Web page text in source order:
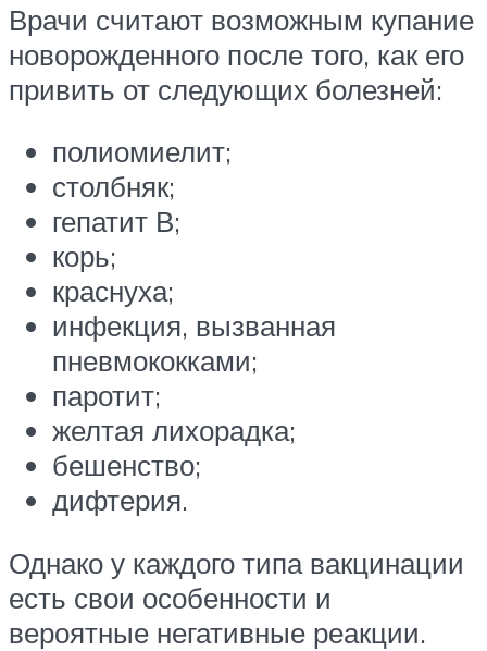
Врачи считают возможным купание
новорожденного после того, как его
привить от следующих болезней:
полиомиелит;
столбняк;
гепатит В;
корь;
краснуха;
инфекция, вызванная
пневмококками;
паротит;
желтая лихорадка;
бешенство;
дифтерия.
Однако у каждого типа вакцинации
есть свои особенности и
вероятные негативные реакции.